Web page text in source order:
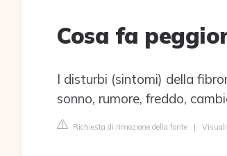
Cosa fa
I disturbi (sintomi) della
sonno, rumore, freddo,
Richiesta di rimozione della fonte |